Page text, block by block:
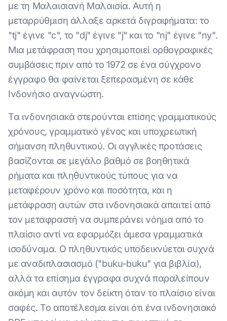
με τη Μαλαισιανή Μαλαισία. Αυτή η
μεταρρύθμιση άλλαξε αρκετά διγραφήματα: το
"tj" έγινε "c", το "dj" έγινε "j" και το "nj" έγινε "ny".
Μια μετάφραση που χρησιμοποιεί ορθογραφικές
συμβάσεις πριν από το 1972 σε ένα σύγχρονο
έγγραφο θα φαίνεται ξεπερασμένη σε κάθε
Ινδονήσιο αναγνώστη.
Τα ινδονησιακά στερούνται επίσης γραμματικούς
χρόνους, γραμματικό γένος και υποχρεωτική
σήμανση πληθυντικού. Οι αγγλικές προτάσεις
βασίζονται σε μεγάλο βαθμό σε βοηθητικά
ρήματα και πληθυντικούς τύπους για να
μεταφέρουν χρόνο και ποσότητα, και η
μετάφραση αυτών στα ινδονησιακά απαιτεί από
τον μεταφραστή να συμπεράνει νόημα από το
πλαίσιο αντί να εφαρμόζει άμεσα γραμματικά
ισοδύναμα. Ο πληθυντικός υποδεικνύεται συχνά
με αναδιπλασιασμό ("buku-buku" για βιβλία),
αλλά τα επίσημα έγγραφα συχνά παραλείπουν
ακόμη και αυτόν τον δείκτη όταν το πλαίσιο είναι
σαφές. Το αποτέλεσμα είναι ότι ένα ινδονησιακό